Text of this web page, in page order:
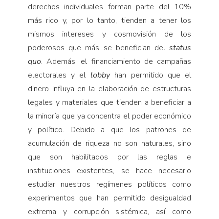
derechos individuales forman parte del 10%
más rico y, por lo tanto, tien­den a tener los
mismos intereses y cosmovisión de los
poderosos que más se benefician delstatus
quo. Además, el financiamiento de campañas
electorales y el lobby han permitido que el
dinero influya en la elaboración de estructuras
legales y materiales que tienden a beneficiar a
la minoría que ya concentra el poder económico
y político. Debido a que los patrones de
acumulación de riqueza no son naturales, sino
que son habilitados por las reglas e
instituciones existentes, se hace necesario
estudiar nuestros regímenes políticos como
experimentos que han permitido desigualdad
extrema y corrupción sistémica, así como